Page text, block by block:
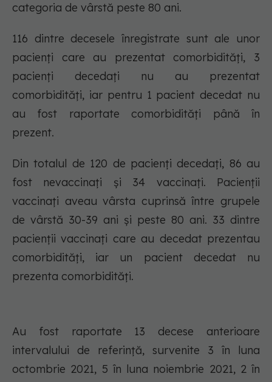
categoria de vârstă peste 80 ani.
116 dintre decesele înregistrate sunt ale unor
pacienți care au prezentat comorbidități, 3
pacienți decedați nu au prezentat
comorbidități, iar pentru 1 pacient decedat nu
au fost raportate comorbidități până în
prezent.
Din totalul de 120 de pacienți decedați, 86 au
fost nevaccinați și 34 vaccinați. Pacienții
vaccinați aveau vârsta cuprinsă între grupele
de vârstă 30-39 ani și peste 80 ani. 33 dintre
pacienții vaccinați care au decedat prezentau
comorbidități, iar un pacient decedat nu
prezenta comorbidități.
Au fost raportate 13 decese anterioare
intervalului de referință, survenite 3 în luna
octombrie 2021, 5 în luna noiembrie 2021, 2 în